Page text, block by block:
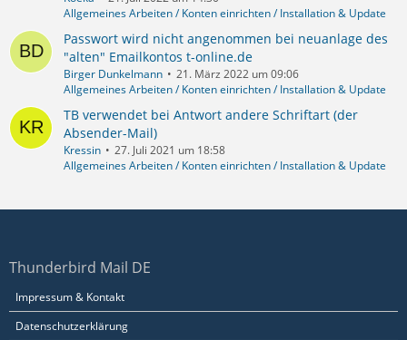
Allgemeines Arbeiten / Konten einrichten / Installation & Update
Passwort wird nicht angenommen bei neuanlage des
"alten" Emailkontos t-online.de
Birger Dunkelmann
21. März 2022 um 09:06
Allgemeines Arbeiten / Konten einrichten / Installation & Update
TB verwendet bei Antwort andere Schriftart (der
Absender-Mail)
Kressin
27. Juli 2021 um 18:58
Allgemeines Arbeiten / Konten einrichten / Installation & Update
Thunderbird Mail DE
Impressum & Kontakt
Datenschutzerklärung